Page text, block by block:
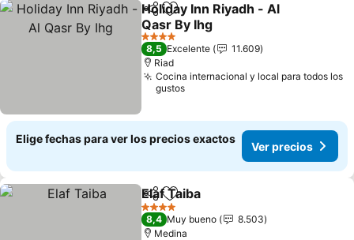
CompartirAgregar a favoritos
Holiday Inn Riyadh - Al
Qasr By Ihg
Ver precios
4 Estrellas
8,5 Excelente
11.609
Riad
Cocina internacional y local para todos los
gustos
Elige fechas para ver los precios exactos
Ver precios
CompartirAgregar a favoritos
Elaf Taiba
4 Estrellas
8,4 Muy bueno
8.503
Medina